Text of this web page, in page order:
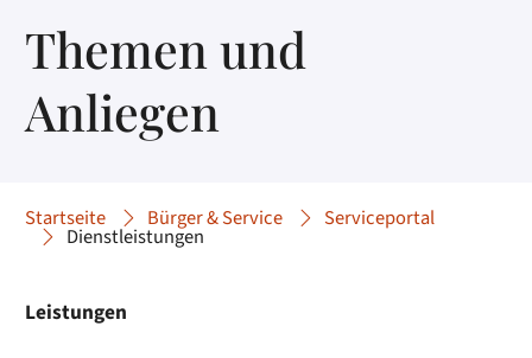
Themen und
Anliegen
Startseite Bürger & Service Serviceportal
Dienstleistungen
Leistungen